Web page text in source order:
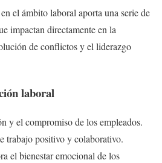
el ámbito laboral aporta una serie de
impactan directamente en la
de conflictos y el liderazgo
laboral
y el compromiso de los empleados.
trabajo positivo y colaborativo.
el bienestar emocional de los